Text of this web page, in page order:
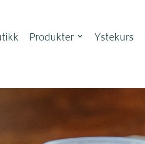
Produkter Ystekurs